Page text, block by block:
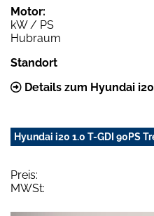
Motor:
kW / PS
Hubraum
Standort
Details zum Hyundai
Hyundai i20 1.0 T-GDI 90PS
Preis:
MWSt: